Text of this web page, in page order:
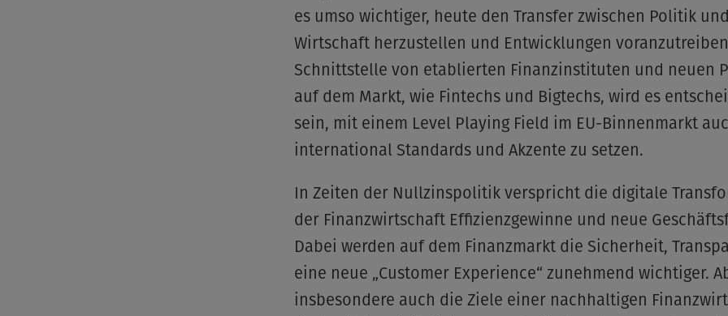
es umso wichtiger, heute den Transfer zwischen Politik und
Wirtschaft herzustellen und Entwicklungen
Schnittstelle von etablierten Finanzinstituten und neuen
auf dem Markt, wie Fintechs und Bigtechs, wird es
sein, mit einem Level Playing Field im EU-Binnenmarkt
international Standards und Akzente zu setzen.
In Zeiten der Nullzinspolitik verspricht die digitale
der Finanzwirtschaft Effizienzgewinne und neue
Dabei werden auf dem Finanzmarkt die Sicherheit,
eine neue „Customer Experience“ zunehmend wichtiger.
insbesondere auch die Ziele einer nachhaltigen